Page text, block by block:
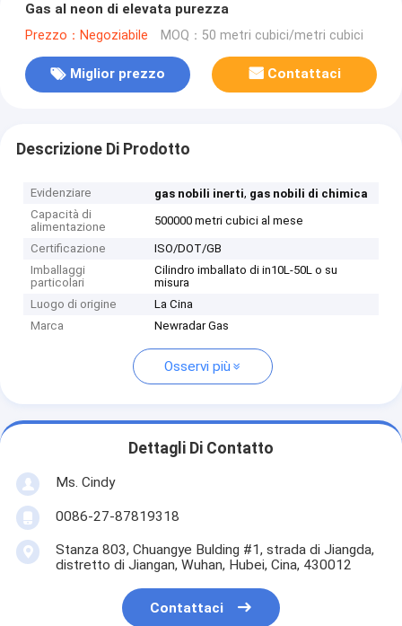
Gas al neon di elevata purezza
Prezzo：Negoziabile MOQ：50 metri cubici/metri cubici
Miglior prezzo Contattaci
Descrizione Di Prodotto
Evidenziare gas nobili inerti, gas nobili di chimica
Capacità di
alimentazione
500000 metri cubici al mese
Certificazione
ISO/DOT/GB
Imballaggi
particolari
Cilindro imballato di in10L-50L o su
misura
Luogo di origine
La Cina
Marca
Newradar Gas
Osservi più
Dettagli Di Contatto
Ms. Cindy
0086-27-87819318
Stanza 803, Chuangye Bulding #1, strada di Jiangda,
distretto di Jiangan, Wuhan, Hubei, Cina, 430012
Contattaci